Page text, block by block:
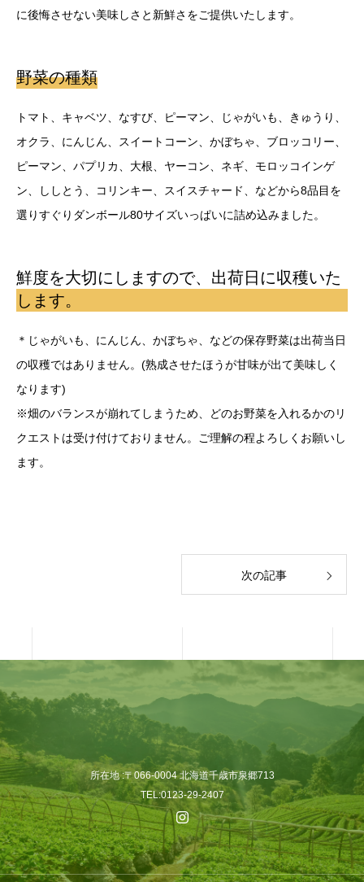
に後悔させない美味しさと新鮮さをご提供いたします。
野菜の種類
トマト、キャベツ、なすび、ピーマン、じゃがいも、きゅうり、
オクラ、にんじん、スイートコーン、かぼちゃ、ブロッコリー、
ピーマン、パプリカ、大根、ヤーコン、ネギ、モロッコインゲ
ン、ししとう、コリンキー、スイスチャード、などから8品目を
選りすぐりダンボール80サイズいっぱいに詰め込みました。
鮮度を大切にしますので、出荷日に収穫いた
します。
＊じゃがいも、にんじん、かぼちゃ、などの保存野菜は出荷当日
の収穫ではありません。(熟成させたほうが甘味が出て美味しく
なります)
※畑のバランスが崩れてしまうため、どのお野菜を入れるかのリ
クエストは受け付けておりません。ご理解の程よろしくお願いし
ます。
次の記事
所在地 :〒066-0004 北海道千歳市泉郷713
TEL:0123-29-2407